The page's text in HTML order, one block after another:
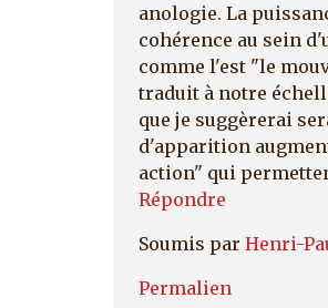
anologie. La
cohérence au sein
comme l'est "le
traduit à notre
que je suggèrerai
d'apparition
action" qui
Répondre
Soumis par Henri-
Permalien